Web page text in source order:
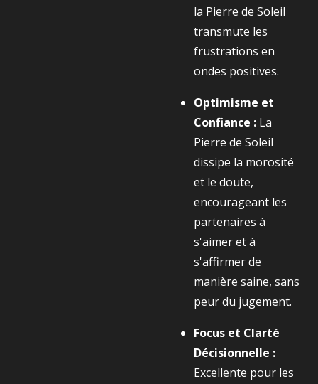
la Pierre de Soleil
transmute les
frustrations en
ondes positives.
Optimisme et
Confiance : La
Pierre de Soleil
dissipe la morosité
et le doute,
encourageant les
partenaires à
s'aimer et à
s'affirmer de
manière saine, sans
peur du jugement.
Focus et Clarté
Décisionnelle :
Excellente pour les